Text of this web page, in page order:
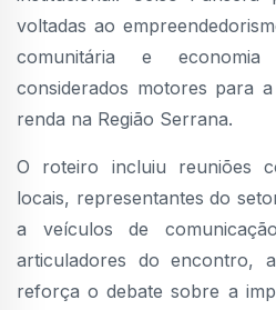
voltadas ao
comunitária e
considerados motores para
renda na Região Serrana.
O roteiro incluiu reuniões
locais, representantes do
a veículos de
articuladores do encontro,
reforça o debate sobre a